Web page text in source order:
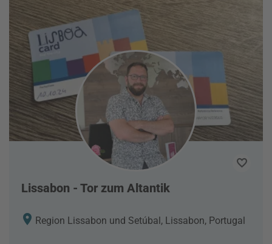
Lissabon - Tor zum Altantik
Region Lissabon und Setúbal, Lissabon, Portugal